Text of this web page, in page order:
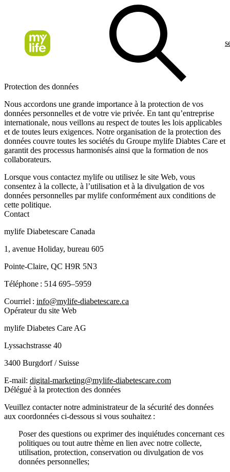
Protection des données
Nous accordons une grande importance à la protection de vos
données personnelles et de votre vie privée. En tant qu’entreprise
internationale, nous veillons au respect de toutes les lois applicables
et de toutes leurs exigences. Notre organisation de la protection des
données couvre toutes les sociétés du Groupe mylife Diabtes Care et
garantit des processus harmonisés ainsi que la formation de nos
collaborateurs.
Lorsque vous contactez mylife ou utilisez le site Web, vous
consentez à la collecte, à l’utilisation et à la divulgation de vos
données personnelles par mylife conformément aux conditions de
cette politique.
Contact
mylife Diabetescare Canada
1, avenue Holiday, bureau 605
Pointe-Claire, QC H9R 5N3
Téléphone : 514 695–5959
Courriel : info@mylife-diabetescare.ca
Opérateur du site Web
mylife Diabetes Care AG
Lyssachstrasse 40
3400 Burgdorf / Suisse
E-mail: digital-marketing@mylife-diabetescare.com
Délégué à la protection des données
Veuillez contacter notre administrateur de la sécurité des données
aux coordonnées ci-dessous si vous souhaitez :
Poser des questions ou exprimer des inquiétudes concernant ces
politiques ou tout autre thème en lien avec notre collecte,
utilisation, protection, conservation ou divulgation de vos
données personnelles;